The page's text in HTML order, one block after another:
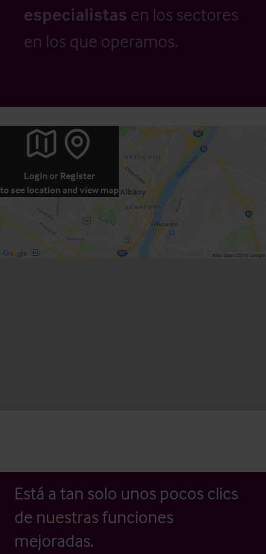
especialistas en los sectores
en los que operamos.
Login or Register
to see location and view map
Está a tan solo unos pocos clics
de nuestras funciones
mejoradas.